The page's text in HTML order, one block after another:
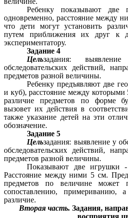
Ребенку показывают две
одновременно, расстояние между
что дети могут установить
путем приближения их друг к
экспериментатору.
Задание 4
Цельзадания:
обследовательских действий,
предметов разной величины.
Ребенку предъявляют две
и куб), расстояние между которыми
различие предметов по форме
вызовет их действия в
также указание детей на эти
обозначение.
Задание 5
Цельзадания: выявление у
обследовательских действий,
предметов разной величины.
Показывают две игрушки -
Расстояние между ними 5 см.
предметов по величине может
сопоставлению,
различие.
Вторая часть. Задания,